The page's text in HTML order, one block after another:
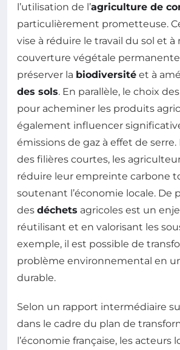
l’utilisation de l’agriculture de
particulièrement prometteuse.
vise à réduire le travail du sol et
couverture végétale
préserver la biodiversité et à
des sols. En parallèle, le choix des
pour acheminer les produits
également influencer
émissions de gaz à effet de
des filières courtes, les
réduire leur empreinte carbone
soutenant l’économie locale. De
des déchets agricoles est un
réutilisant et en valorisant les
exemple, il est possible de
problème environnemental en
durable.
Selon un rapport intermédiaire
dans le cadre du plan de
l’économie française, les acteurs